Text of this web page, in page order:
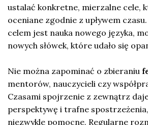
ustalać konkretne, mierzalne cele,
oceniane zgodnie z upływem
celem jest nauka nowego języka,
nowych słówek, które udało się
Nie można zapominać o zbieraniu
mentorów, nauczycieli czy
Czasami spojrzenie z zewnątrz
perspektywę i trafne
niezwykle pomocne. Regularne